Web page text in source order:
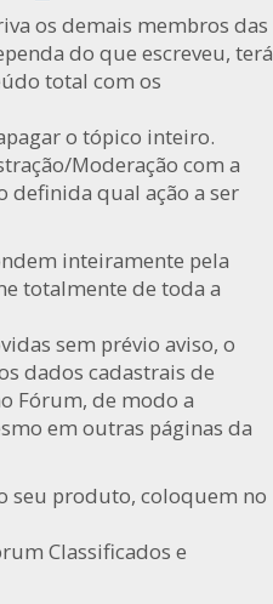
os demais membros das
do que escreveu, terá
total com os
o tópico inteiro.
Moderação com a
definida qual ação a ser
inteiramente pela
totalmente de toda a
sem prévio aviso, o
dados cadastrais de
Fórum, de modo a
em outras páginas da
seu produto, coloquem no
Classificados e